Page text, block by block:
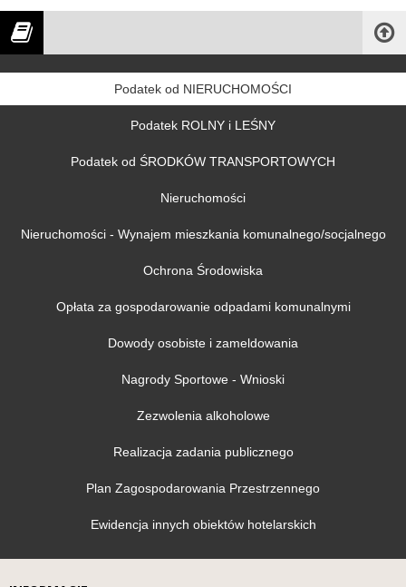
Podatek od NIERUCHOMOŚCI
Podatek ROLNY i LEŚNY
Podatek od ŚRODKÓW TRANSPORTOWYCH
Nieruchomości
Nieruchomości - Wynajem mieszkania komunalnego/socjalnego
Ochrona Środowiska
Opłata za gospodarowanie odpadami komunalnymi
Dowody osobiste i zameldowania
Nagrody Sportowe - Wnioski
Zezwolenia alkoholowe
Realizacja zadania publicznego
Plan Zagospodarowania Przestrzennego
Ewidencja innych obiektów hotelarskich